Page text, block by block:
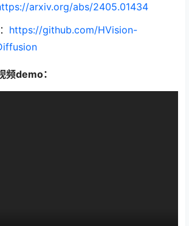
arxiv.org/abs/2405.01434
https://github.com/HVision-
demo：